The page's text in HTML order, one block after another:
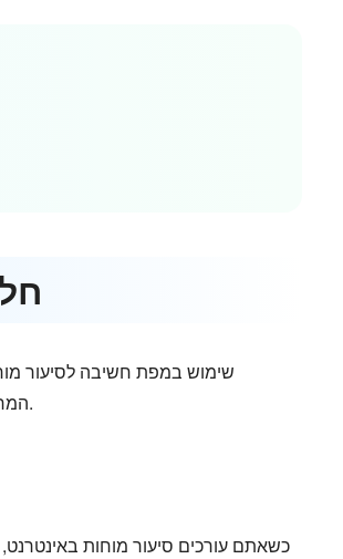
חלק 1. כיצד להשתמש
שימוש במפת חשיבה לסיעור
המחשבות שלכם. לכן, אם אתם רוצים ללמוד כיצד להשתמש במפות חשיבה לסיעור מוחות, עיינו בכל הפרטים למטה.
כשאתם עורכים סיעור מוחות